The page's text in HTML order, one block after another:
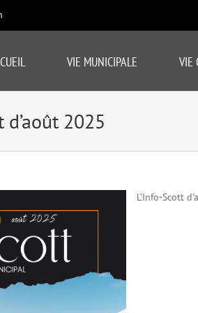
VIE MUNICIPALE VIE
2025
L’Info-Scott